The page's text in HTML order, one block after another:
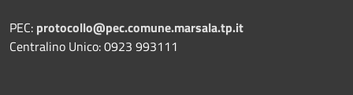
PEC: protocollo@pec.comune.marsala.tp.it
Centralino Unico: 0923 993111